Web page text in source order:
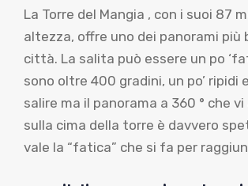
La Torre del Mangia , con i suoi 87
altezza, offre uno dei panorami più
città. La salita può essere un po
sono oltre 400 gradini, un po’ ripidi
salire ma il panorama a 360 ° che
sulla cima della torre è davvero
vale la “fatica” che si fa per